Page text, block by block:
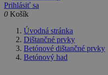
Prihlásiť sa
0 Košík
Úvodná stránka
Dištančné prvky
Betónové dištančné prvky
Betónový had